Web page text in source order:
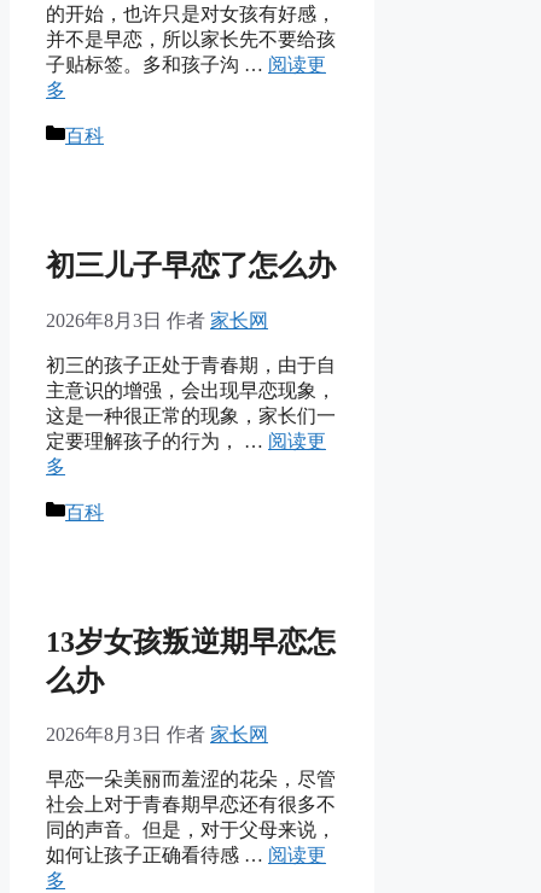
的开始，也许只是对女孩有好感，
并不是早恋，所以家长先不要给孩
子贴标签。多和孩子沟 … 阅读更
多
分
百科
初三儿子早恋了怎么办
2026年8月3日 作者 家长网
初三的孩子正处于青春期，由于自
主意识的增强，会出现早恋现象，
这是一种很正常的现象，家长们一
定要理解孩子的行为， … 阅读更
多
分
百科
13岁女孩叛逆期早恋怎
么办
2026年8月3日 作者 家长网
早恋一朵美丽而羞涩的花朵，尽管
社会上对于青春期早恋还有很多不
同的声音。但是，对于父母来说，
如何让孩子正确看待感 … 阅读更
多